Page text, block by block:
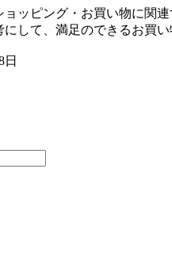
ッピング・お買い物に関
して、満足のできるお買い
日